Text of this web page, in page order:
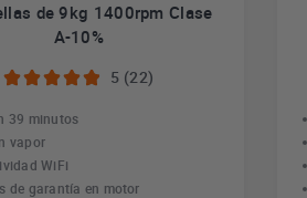
de 9kg 1400rpm Clase
A-10%
5 (22)
39 minutos
vapor
WiFi
de garantía en motor